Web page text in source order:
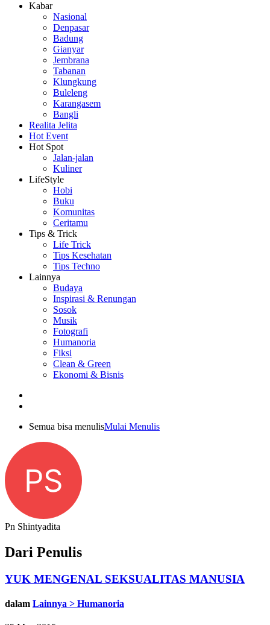
Kabar
Nasional
Denpasar
Badung
Gianyar
Jembrana
Tabanan
Klungkung
Buleleng
Karangasem
Bangli
Realita Jelita
Hot Event
Hot Spot
Jalan-jalan
Kuliner
LifeStyle
Hobi
Buku
Komunitas
Ceritamu
Tips & Trick
Life Trick
Tips Kesehatan
Tips Techno
Lainnya
Budaya
Inspirasi & Renungan
Sosok
Musik
Fotografi
Humanoria
Fiksi
Clean & Green
Ekonomi & Bisnis
Semua bisa menulisMulai Menulis
PS
Pn Shintyadita
Dari Penulis
YUK MENGENAL SEKSUALITAS MANUSIA
dalam Lainnya > Humanoria